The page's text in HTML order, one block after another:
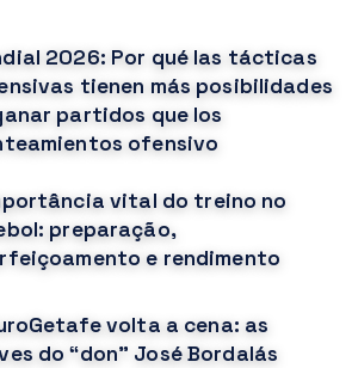
2026: Por qué las tácticas
tienen más posibilidades
partidos que los
ofensivo
vital do treino no
preparação,
e rendimento
volta a cena: as
do “don” José Bordalás